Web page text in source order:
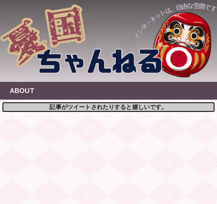
content
ABOUT
記事がツイートされたりすると嬉しいです。